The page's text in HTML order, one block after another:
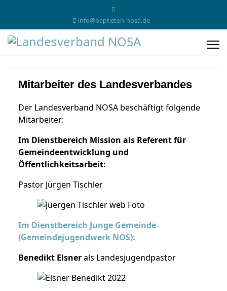
info@baptisten-nosa.de
Mitarbeiter des Landesverbandes
Der Landesverband NOSA beschäftigt folgende
Mitarbeiter:
Im Dienstbereich Mission als Referent für
Gemeindeentwicklung und
Öffentlichkeitsarbeit:
Pastor Jürgen Tischler
Im Dienstbereich Junge Gemeinde
(Gemeindejugendwerk NOS):
Benedikt Elsnerals Landesjugendpastor